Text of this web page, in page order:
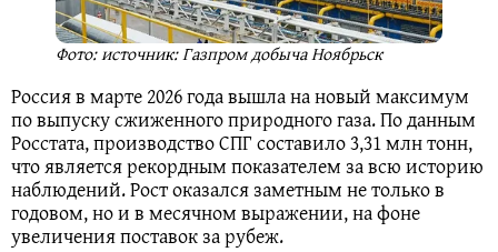
Фото: источник: Газпром добыча Ноябрьск
Россия в марте 2026 года вышла на новый максимум
по выпуску сжиженного природного газа. По данным
Росстата, производство СПГ составило 3,31 млн тонн,
что является рекордным показателем за всю историю
наблюдений. Рост оказался заметным не только в
годовом, но и в месячном выражении, на фоне
увеличения поставок за рубеж.